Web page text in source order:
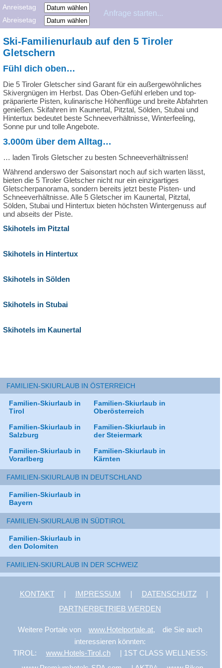
Anreisetag
Abreisetag
Ski-Familienurlaub auf den 5 Tiroler
Gletschern
Fühl dich oben…
Die 5 Tiroler Gletscher sind Garant für ein außergewöhnliches
Skivergnügen im Herbst. Das Oben-Gefühl erleben und top-
präparierte Pisten, kulinarische Höhenflüge und breite Abfahrten
genießen. Skifahren im Kaunertal, Pitztal, Sölden, Stubai und
Hintertux bedeutet beste Schneeverhältnisse, Winterfeeling,
Sonne pur und tolle Angebote.
3.000m über dem Alltag…
… laden Tirols Gletscher zu besten Schneeverhältnissen!
Während anderswo der Saisonstart noch auf sich warten lässt,
bieten die 5 Tiroler Gletscher nicht nur ein einzigartiges
Gletscherpanorama, sondern bereits jetzt beste Pisten- und
Schneeverhältnisse. Alle 5 Gletscher im Kaunertal, Pitztal,
Sölden, Stubai und Hintertux bieten höchsten Wintergenuss auf
und abseits der Piste.
Skihotels im Pitztal
Skihotels in Hintertux
Skihotels in Sölden
Skihotels in Stubai
Skihotels im Kaunertal
FAMILIEN-SKIURLAUB IN ÖSTERREICH
Familien-Skiurlaub in
Tirol
Familien-Skiurlaub in
Oberösterreich
Familien-Skiurlaub in
Salzburg
Familien-Skiurlaub in
der Steiermark
Familien-Skiurlaub in
Vorarlberg
Familien-Skiurlaub in
Kärnten
FAMILIEN-SKIURLAUB IN DEUTSCHLAND
Familien-Skiurlaub in
Bayern
FAMILIEN-SKIURLAUB IN SÜDTIROL
Familien-Skiurlaub in
den Dolomiten
FAMILIEN-SKIURLAUB IN DER SCHWEIZ
KONTAKT | IMPRESSUM | DATENSCHUTZ
|
PARTNERBETRIEB WERDEN
Weitere Portale von www.Hotelportale.at,
die Sie auch
interessieren könnten:
TIROL:
www.Hotels-Tirol.ch
| 1ST CLASS WELLNESS: